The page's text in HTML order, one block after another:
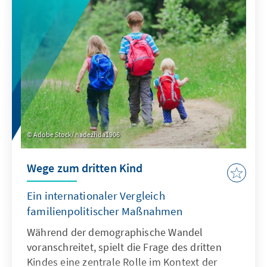
wirtschaftlichem Wohlstand in Deutschland
und Europa. Investitionen in diesen Bereich
müssen daher auch in finanziell schwierigen
Zeiten als langfristige Zukunftsinvestitionen
betrachten werden, die nicht verhandelbar
sind.
Adobe Stock/ nadezhda1906
Wege zum dritten Kind
Ein internationaler Vergleich
familienpolitischer Maßnahmen
Während der demographische Wandel
voranschreitet, spielt die Frage des dritten
Kindes eine zentrale Rolle im Kontext der